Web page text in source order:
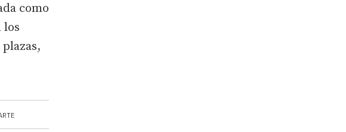
como
los